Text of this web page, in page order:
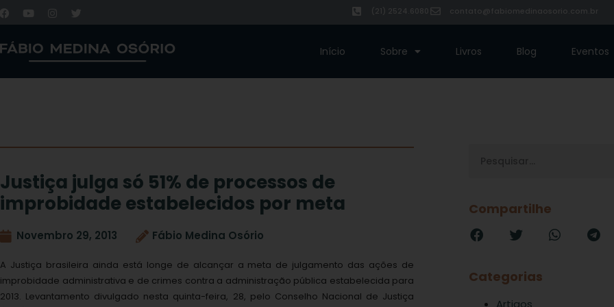
(21) 2524.6080 contato@fabiomedinaosorio.com.br
Início Sobre Livros Blog Eventos
Justiça julga só 51% de processos de
improbidade estabelecidos por meta
Novembro 29, 2013 Fábio Medina Osório
A Justiça brasileira ainda está longe de alcançar a meta de julgamento das ações de
improbidade administrativa e de crimes contra a administração pública estabelecida para
2013. Levantamento divulgado nesta quinta-feira, 28, pelo Conselho Nacional de Justiça
Compartilhe
Categorias
Artigos